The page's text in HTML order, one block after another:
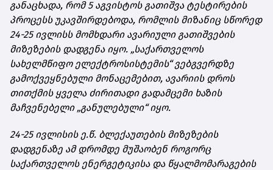
განაცხადა, რომ 5 აგვისტოს გათიშვა ტესტირების
პროცესს უკავშირდებოდა, რომლის მიზანიც სწორედ
24-25 ივლისს მომხდარი ავარიული გათიშვების
მიზეზების დადგენა იყო. „საქართველოს
სახელმწიფო ელექტროსისტემის“ ვებგვერდზე
გამოქვეყნებული მონაცემებით, ავარიის დროს
თითქმის ყველა ძირითადი გადამცემი ხაზის
მაჩვენებელი „განულებული“ იყო.
24-25 ივლისის ე.წ. ბლექაუთების მიზეზების
დადგენაზე ამ დრომდე მუშაობენ როგორც
საქართველოს ენერგეტიკისა და წყალმომარაგების